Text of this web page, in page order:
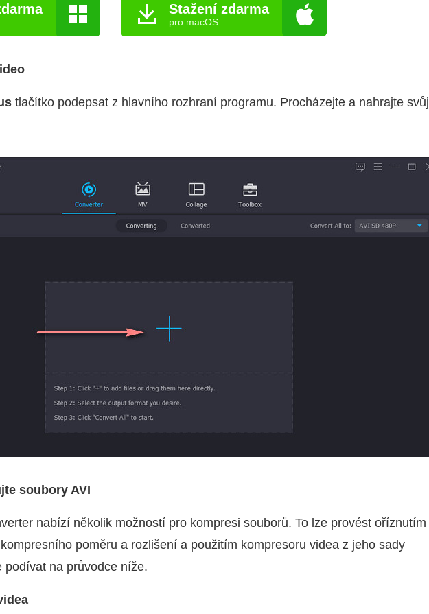
Stažení zdarma
pro macOS
tlačítko podepsat z hlavního rozhraní programu. Procházejte a nahrajte svůj
soubory AVI
nabízí několik možností pro kompresi souborů. To lze provést oříznutím
poměru a rozlišení a použitím kompresoru videa z jeho sady
podívat na průvodce níže.